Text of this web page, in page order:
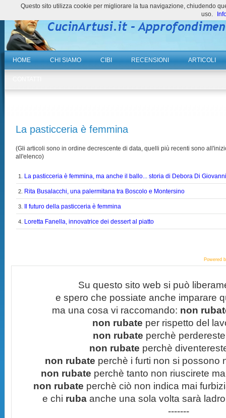
HOME CHI SIAMO CIBI RECENSIONI ARTICOLI
La pasticceria è femmina
(Gli articoli sono in ordine decrescente di data, quelli più recenti sono
all'elenco)
1. La pasticceria è femmina, ma anche il ballo... storia di Debora Di
2. Rita Busalacchi, una palermitana tra Boscolo e Montersino
3. Il futuro della pasticceria è femmina
4. Loretta Fanella, innovatrice dei dessert al piatto
Powered
Su questo sito web si può
e spero che possiate anche imparare
ma una cosa vi raccomando: non
non rubate per rispetto del
non rubate perchè
non rubate perchè
non rubate perchè i furti non si possono
non rubate perchè tanto non riuscirete
non rubate perchè ciò non indica mai
e chi ruba anche una sola volta sarà
-------
Questo sito utilizza cookie per migliorare la tua navigazione, chiudendo
uso.